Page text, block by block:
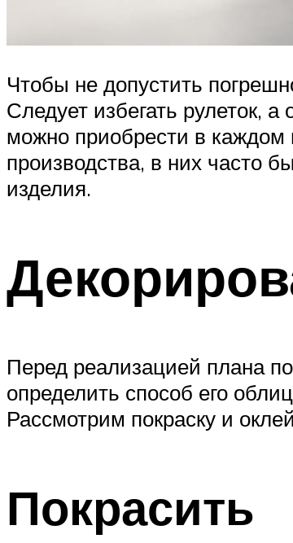
Чтобы не допустить
Следует избегать рулеток,
можно приобрести в каждом
производства, в них часто
изделия.
Перед реализацией плана
определить способ его
Рассмотрим покраску и
Покрасить